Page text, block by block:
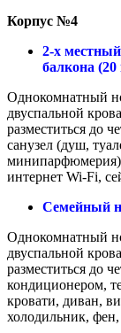
Корпус №4
2-х
балкона
Однокомнатный
двуспальной
разместиться до
санузел (душ,
интернет Wi-Fi,
Семейный
Однокомнатный
двуспальной
разместиться до
кондиционером,
кровати, диван,
холодильник,